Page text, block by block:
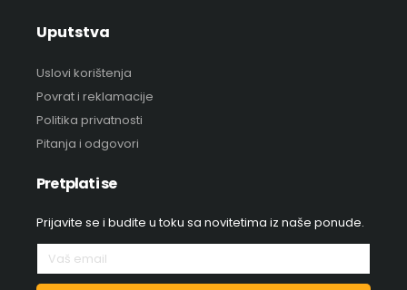
Uputstva
Uslovi korištenja
Povrat i reklamacije
Politika privatnosti
Pitanja i odgovori
Pretplati se
Prijavite se i budite u toku sa novitetima iz naše ponude.